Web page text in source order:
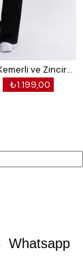
Bol Paça Cepli Kemerli ve Zincir Detaylı Atlas Kumaş Pantolon
₺1.199,00
Whatsapp